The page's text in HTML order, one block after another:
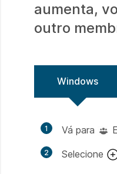
aumenta,
outro
Windows
1 Vá para
2 Selecione